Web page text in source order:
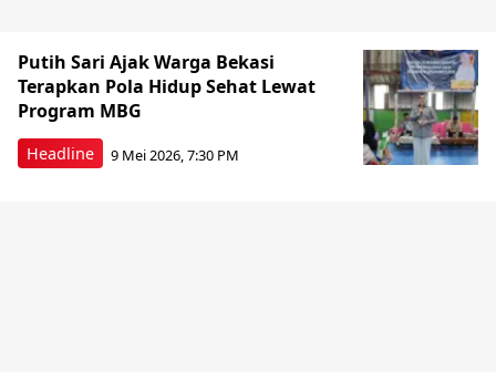
Headline
Putih Sari Ajak Warga Bekasi
Terapkan Pola Hidup Sehat Lewat
Program MBG
9 Mei 2026, 7:30 PM